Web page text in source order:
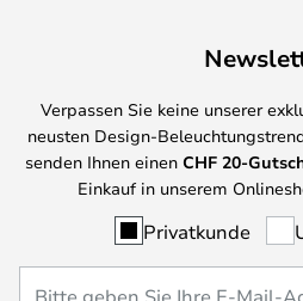
Verpassen Sie keine unserer
neusten Design-
senden Ihnen einen CHF 20-
Einkauf in unserem
Privatkunde